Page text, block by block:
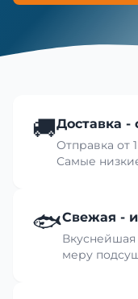
🚚Доставка
Отправка от
Самые
🐟Свежая -
Вкуснейшая
меру